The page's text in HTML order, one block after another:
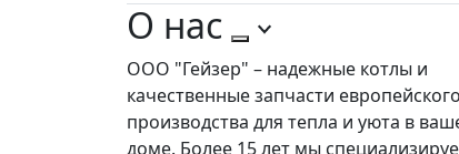
О нас
ООО "Гейзер" – надежные котлы и
качественные запчасти европейского
производства для тепла и уюта в
доме. Более 15 лет мы